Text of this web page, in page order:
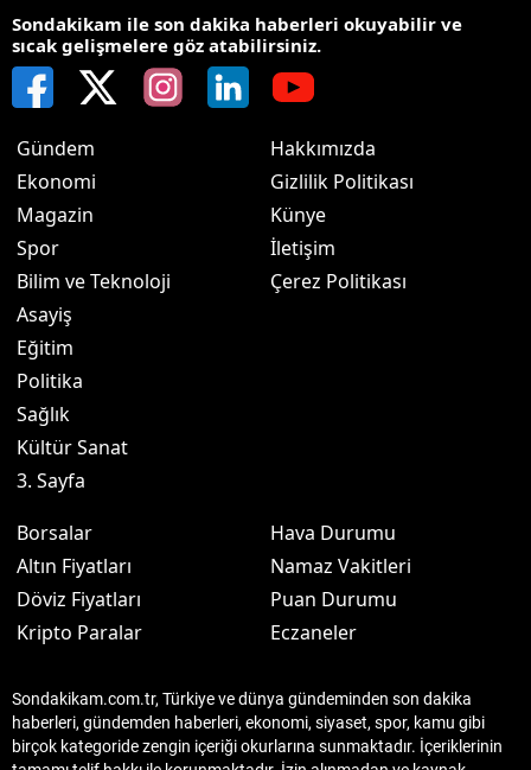
Sondakikam ile son dakika haberleri okuyabilir ve
sıcak gelişmelere göz atabilirsiniz.
Gündem
Ekonomi
Magazin
Spor
Bilim ve Teknoloji
Asayiş
Eğitim
Politika
Sağlık
Kültür Sanat
3. Sayfa
Hakkımızda
Gizlilik Politikası
Künye
İletişim
Çerez Politikası
Borsalar
Altın Fiyatları
Döviz Fiyatları
Kripto Paralar
Hava Durumu
Namaz Vakitleri
Puan Durumu
Eczaneler
Sondakikam.com.tr, Türkiye ve dünya gündeminden son dakika
haberleri, gündemden haberleri, ekonomi, siyaset, spor, kamu gibi
birçok kategoride zengin içeriği okurlarına sunmaktadır. İçeriklerinin